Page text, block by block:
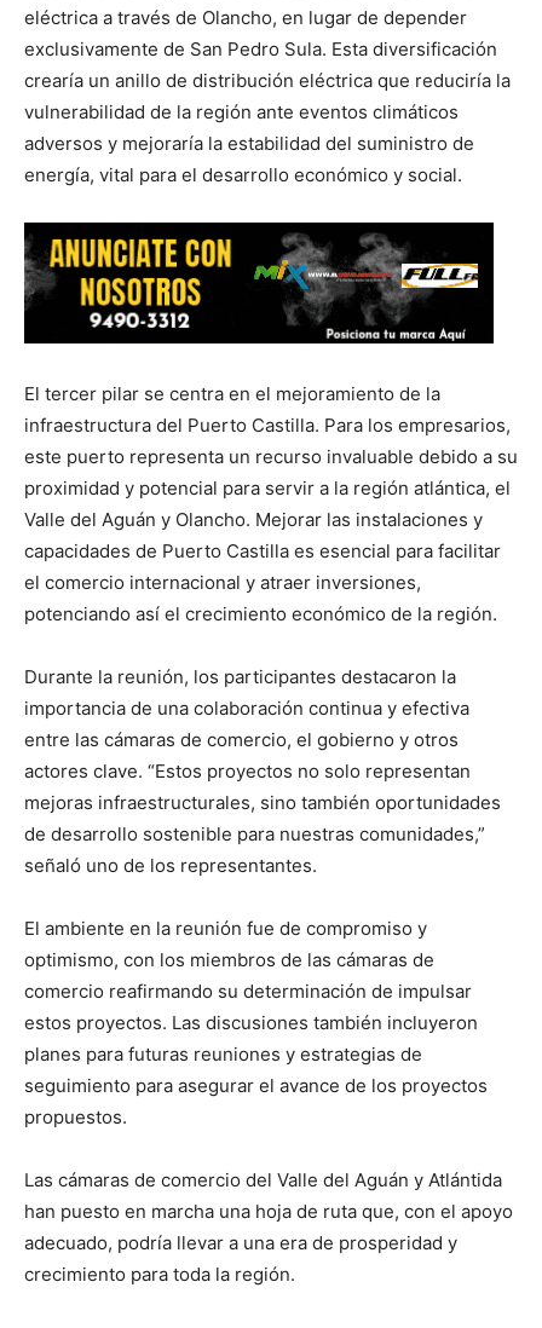
eléctrica a través de Olancho, en lugar de depender
exclusivamente de San Pedro Sula. Esta diversificación
crearía un anillo de distribución eléctrica que reduciría la
vulnerabilidad de la región ante eventos climáticos
adversos y mejoraría la estabilidad del suministro de
energía, vital para el desarrollo económico y social.
El tercer pilar se centra en el mejoramiento de la
infraestructura del Puerto Castilla. Para los empresarios,
este puerto representa un recurso invaluable debido a su
proximidad y potencial para servir a la región atlántica, el
Valle del Aguán y Olancho. Mejorar las instalaciones y
capacidades de Puerto Castilla es esencial para facilitar
el comercio internacional y atraer inversiones,
potenciando así el crecimiento económico de la región.
Durante la reunión, los participantes destacaron la
importancia de una colaboración continua y efectiva
entre las cámaras de comercio, el gobierno y otros
actores clave. “Estos proyectos no solo representan
mejoras infraestructurales, sino también oportunidades
de desarrollo sostenible para nuestras comunidades,”
señaló uno de los representantes.
El ambiente en la reunión fue de compromiso y
optimismo, con los miembros de las cámaras de
comercio reafirmando su determinación de impulsar
estos proyectos. Las discusiones también incluyeron
planes para futuras reuniones y estrategias de
seguimiento para asegurar el avance de los proyectos
propuestos.
Las cámaras de comercio del Valle del Aguán y Atlántida
han puesto en marcha una hoja de ruta que, con el apoyo
adecuado, podría llevar a una era de prosperidad y
crecimiento para toda la región.